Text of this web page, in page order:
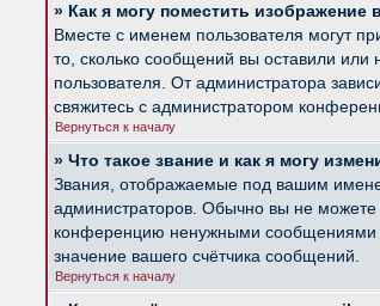
» Как я могу поместить изображение
Вместе с именем пользователя могут
то, сколько сообщений вы оставили или
пользователя. От администратора
свяжитесь с администратором
Вернуться к началу
» Что такое звание и как я могу
Звания, отображаемые под вашим
администраторов. Обычно вы не
конференцию ненужными сообщениями
значение вашего счётчика сообщений.
Вернуться к началу